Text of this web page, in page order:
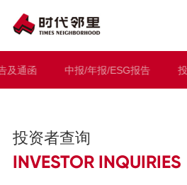
及通函 中报/年报/ESG报告
投资者查询
INVESTOR INQUIRIES